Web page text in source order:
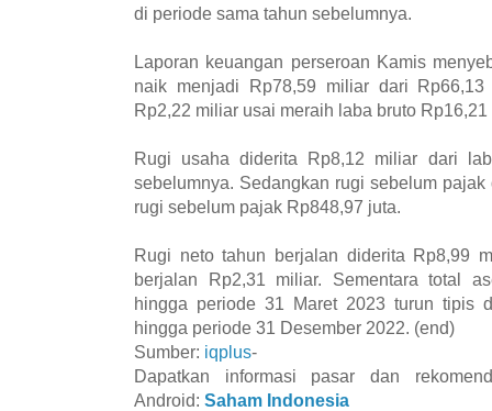
di periode sama tahun sebelumnya.
Laporan keuangan perseroan Kamis
naik menjadi Rp78,59 miliar dari
Rp2,22 miliar usai meraih laba bruto Rp16,21
Rugi usaha diderita Rp8,12 miliar dari
sebelumnya. Sedangkan rugi sebelum
rugi sebelum pajak Rp848,97 juta.
Rugi neto tahun berjalan diderita Rp8,99
berjalan Rp2,31 miliar. Sementara total
hingga periode 31 Maret 2023 turun tipis
hingga periode 31 Desember 2022. (end)
Sumber: iqplus-
Dapatkan informasi pasar dan
Android: Saham Indonesia